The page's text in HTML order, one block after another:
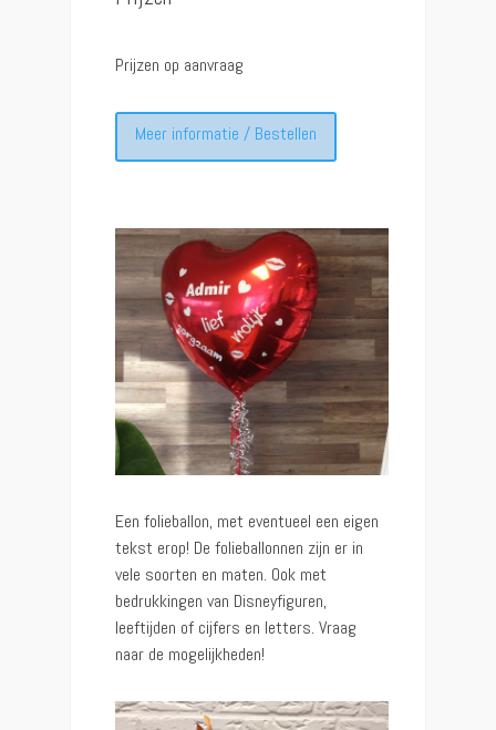
Prijzen op aanvraag
Meer informatie / Bestellen
Een folieballon, met eventueel een eigen
tekst erop! De folieballonnen zijn er in
vele soorten en maten. Ook met
bedrukkingen van Disneyfiguren,
leeftijden of cijfers en letters. Vraag
naar de mogelijkheden!